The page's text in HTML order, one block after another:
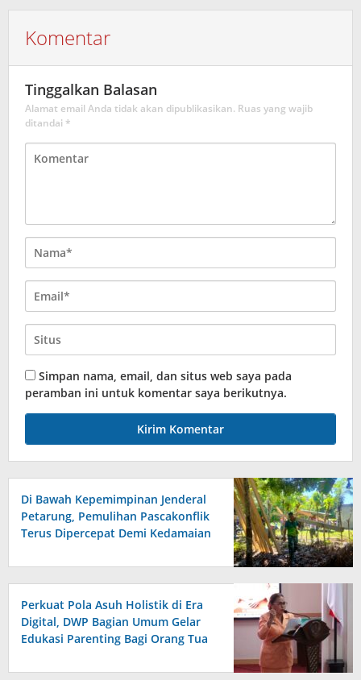
Komentar
Tinggalkan Balasan
Alamat email Anda tidak akan dipublikasikan. Ruas yang wajib
ditandai *
Simpan nama, email, dan situs web saya pada
peramban ini untuk komentar saya berikutnya.
Di Bawah Kepemimpinan Jenderal
Petarung, Pemulihan Pascakonflik
Terus Dipercepat Demi Kedamaian
Perkuat Pola Asuh Holistik di Era
Digital, DWP Bagian Umum Gelar
Edukasi Parenting Bagi Orang Tua